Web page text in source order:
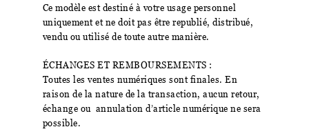
Ce modèle est destiné à votre usage personnel
uniquement et ne doit pas être republié, distribué,
vendu ou utilisé de toute autre manière.
ÉCHANGES ET REMBOURSEMENTS :
Toutes les ventes numériques sont finales. En
raison de la nature de la transaction, aucun retour,
échange ou annulation d’article numérique ne sera
possible.